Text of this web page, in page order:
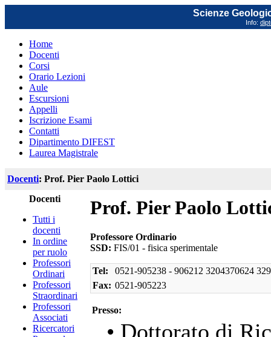
Scienze
Info:
Home
Docenti
Corsi
Orario Lezioni
Aule
Escursioni
Appelli
Iscrizione Esami
Contatti
Dipartimento DIFEST
Laurea Magistrale
Docenti: Prof. Pier Paolo Lottici
Docenti
Tutti i
docenti
In ordine
per ruolo
Professori
Ordinari
Professori
Straordinari
Professori
Associati
Ricercatori
Prof. Pier Paolo
Professore Ordinario
SSD: FIS/01 - fisica sperimentale
Tel:
0521-905238 - 906212 3204370624
Fax: 0521-905223
Presso:
• Dottorato di